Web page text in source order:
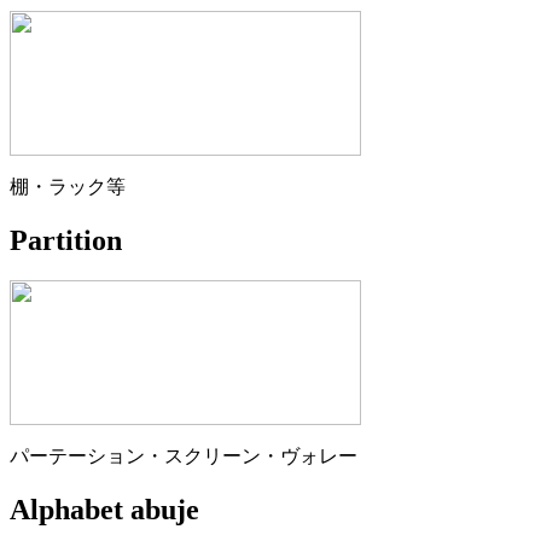
棚・ラック等
Partition
パーテーション・スクリーン・ヴォレー
Alphabet abuje